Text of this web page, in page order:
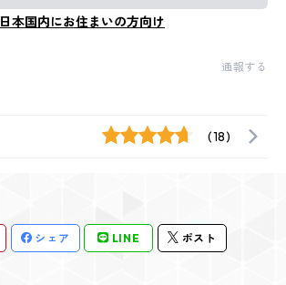
日本国内にお住まいの方向け
通報する
(18)
シェア LINE ポスト